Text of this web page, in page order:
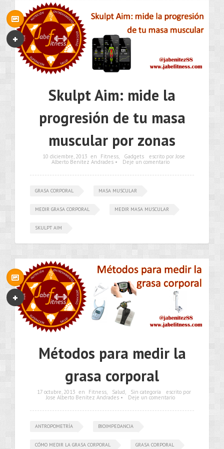
Skulpt Aim: mide la
progresión de tu masa
muscular por zonas
10 diciembre, 2013 en Fitness Gadgets escrito por Jose
Alberto Benítez Andrades • Deje un comentario
GRASA CORPORAL MASA MUSCULAR
MEDIR GRASA CORPORAL MEDIR MASA MUSCULAR
SKULPT AIM
Métodos para medir la
grasa corporal
17 octubre, 2013 en Fitness, Salud, Sin categoría escrito por
Jose Alberto Benítez Andrades • Deje un comentario
ANTROPOMETRÍA BIOIMPEDANCIA
CÓMO MEDIR LA GRASA CORPORAL GRASA CORPORAL